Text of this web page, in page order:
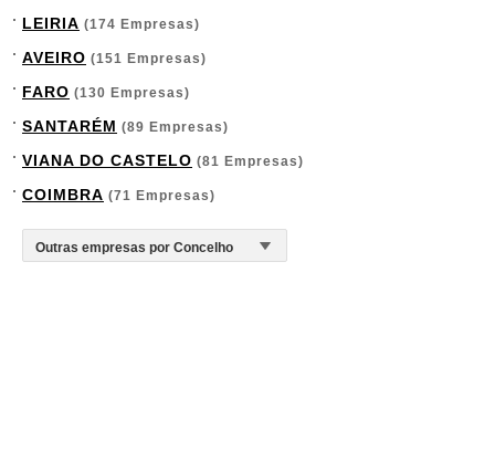
LEIRIA (174 Empresas)
AVEIRO (151 Empresas)
FARO (130 Empresas)
SANTARÉM (89 Empresas)
VIANA DO CASTELO (81 Empresas)
COIMBRA (71 Empresas)